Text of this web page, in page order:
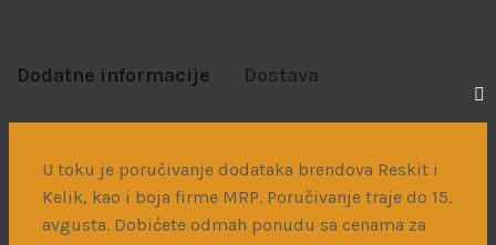
U toku je poručivanje dodataka brendova Reskit i
Kelik, kao i boja firme MRP. Poručivanje traje do 15.
avgusta. Dobićete odmah ponudu sa cenama za
Dodatne informacije Dostava
Takom
PERIOD Drugi svetski rat